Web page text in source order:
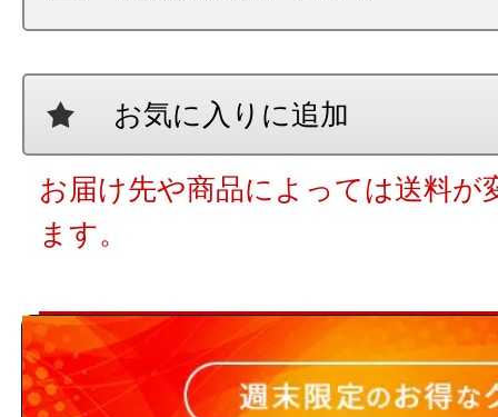
お気に入りに追加
お届け先や商品によっては送料が
ます。
13時までのご注文で当日出荷(在
時までのご注文された場合に限り